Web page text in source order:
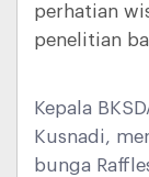
perhatian
penelitian
Kepala
Kusnadi,
bunga